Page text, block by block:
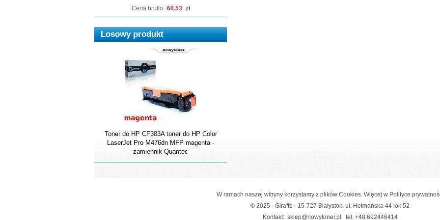
Cena brutto: 66.53 zł
Losowy produkt
Toner do HP CF383A toner do HP Color
LaserJet Pro M476dn MFP magenta -
zamiennik Quantec
W ramach naszej witryny korzystamy z plików Cookies. Więcej w Polityce
© 2025 - Giraffe - 15-727 Białystok, ul. Hetmańska 44 lok 52
Kontakt: sklep@nowytoner.pl tel. +48 692446414